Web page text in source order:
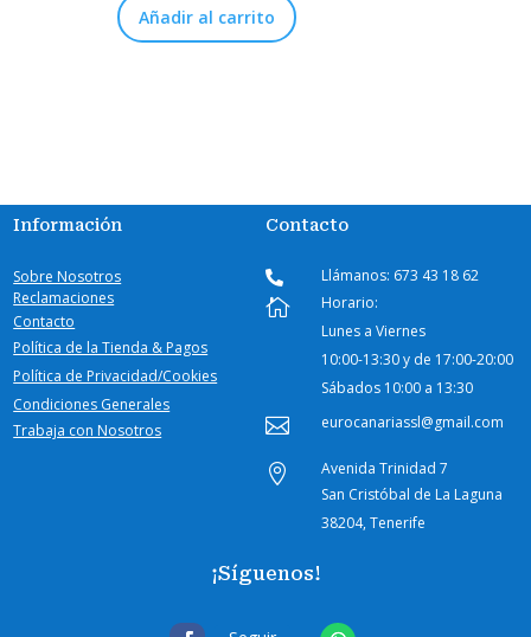
Añadir al carrito
Información
Sobre Nosotros
Reclamaciones
Contacto
Política de la Tienda & Pagos
Política de Privacidad/Cookies
Condiciones Generales
Trabaja con Nosotros
Contacto
 Llámanos: 673 43 18 62

Horario:
Lunes a Viernes
10:00-13:30 y de 17:00-20:00
Sábados 10:00 a 13:30
 eurocanariassl@gmail.com

Avenida Trinidad 7
San Cristóbal de La Laguna
38204, Tenerife
¡Síguenos!